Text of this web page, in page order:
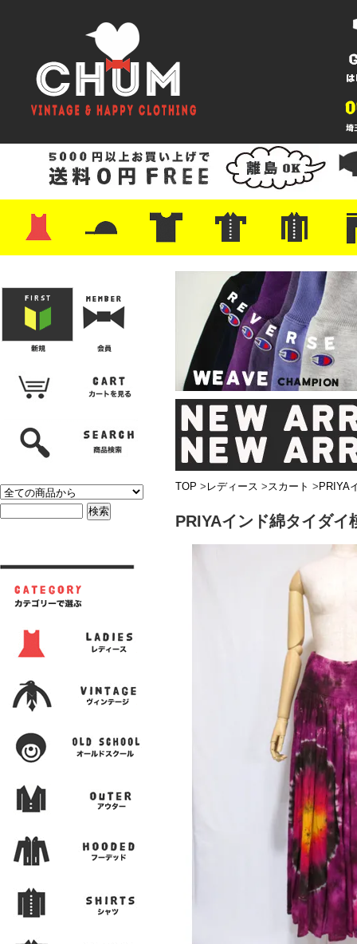
・レザーシューズ/スニーカー
・プリントTシャツ
・バンド/ツアー
・キャラクター
・Nike/adidas/スポーツ
・チャンピオン
・サーフ/スケート
・ボーダー/総柄/無地
・フットボール/リンガー
・タンクトップ/NBA・ポロシャツ
・半袖シャツ
・アロハ/サーフ/ボーリング
・ラルフ/ブランド
・無地/チェック/ストラ
・ワーク/ミリタリー/ウ
・ネル/ウール ・ショ
・アウ
・ジー
・
・ミリ
・コー
・コッ
・オー
・ジャ
ン
TOP > レディース >スカート > PRIYA
PRIYAインド綿タイダ